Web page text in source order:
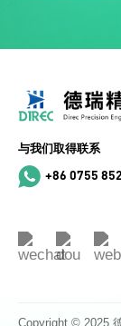
与我们取得联系
+86 0755
Copyright © 2025